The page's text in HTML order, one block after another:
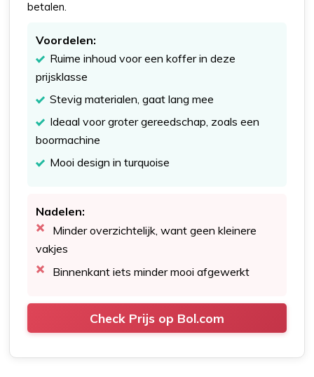
betalen.
Voordelen:
Ruime inhoud voor een koffer in deze
prijsklasse
Stevig materialen, gaat lang mee
Ideaal voor groter gereedschap, zoals een
boormachine
Mooi design in turquoise
Nadelen:
Minder overzichtelijk, want geen kleinere
vakjes
Binnenkant iets minder mooi afgewerkt
Check Prijs op Bol.com